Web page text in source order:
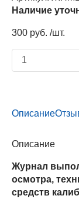
Наличие
300 руб. /шт.
Описание
Описание
Журнал
осмотра,
средств